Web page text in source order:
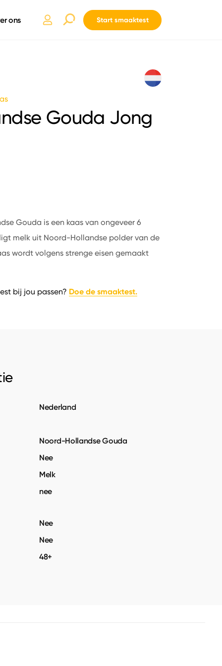
ons Start smaaktest
Gouda Jong
Gouda is een kaas van ongeveer 6
melk uit Noord-Hollandse polder van de
wordt volgens strenge eisen gemaakt
bij jou passen? Doe de smaaktest.
Nederland
Noord-Hollandse Gouda
Nee
Melk
nee
Nee
Nee
48+